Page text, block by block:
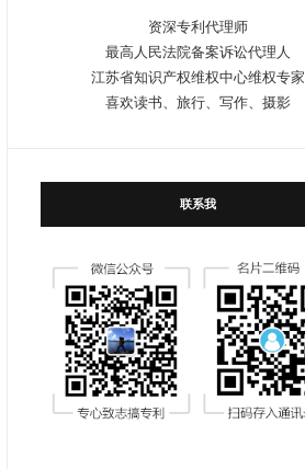
资深专利代理师
最高人民法院备案诉讼代理人
江苏省知识产权维权中心维权专家
喜欢读书、旅行、写作、摄影
联系我